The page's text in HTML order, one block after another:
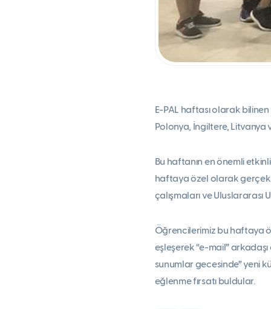
E-PAL haftası olarak bilinen
Polonya, İngiltere, Litvanya
Bu haftanın en önemli
haftaya özel olarak
çalışmaları ve
Öğrencilerimiz bu haftaya
eşleşerek “e-mail”
sunumlar gecesinde” yeni
eğlenme fırsatı buldular.